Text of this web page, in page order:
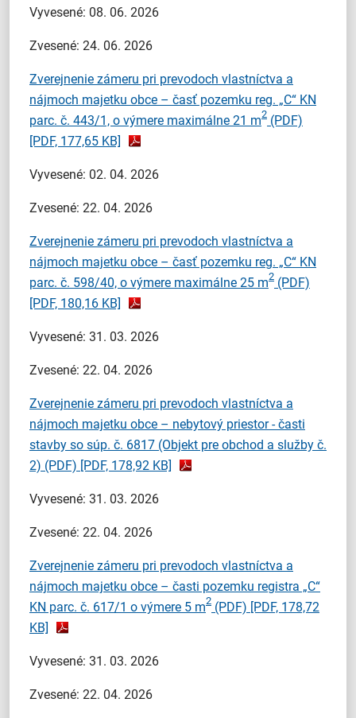
Vyvesené: 08. 06. 2026
Zvesené: 24. 06. 2026
Zverejnenie zámeru pri prevodoch vlastníctva a
nájmoch majetku obce – časť pozemku reg. „C“ KN
parc. č. 443/1, o výmere maximálne 21 m2 (PDF)
[PDF, 177,65 KB]
Vyvesené: 02. 04. 2026
Zvesené: 22. 04. 2026
Zverejnenie zámeru pri prevodoch vlastníctva a
nájmoch majetku obce – časť pozemku reg. „C“ KN
parc. č. 598/40, o výmere maximálne 25 m2 (PDF)
[PDF, 180,16 KB]
Vyvesené: 31. 03. 2026
Zvesené: 22. 04. 2026
Zverejnenie zámeru pri prevodoch vlastníctva a
nájmoch majetku obce – nebytový priestor - časti
stavby so súp. č. 6817 (Objekt pre obchod a služby č.
2) (PDF) [PDF, 178,92 KB]
Vyvesené: 31. 03. 2026
Zvesené: 22. 04. 2026
Zverejnenie zámeru pri prevodoch vlastníctva a
nájmoch majetku obce – časti pozemku registra „C“
KN parc. č. 617/1 o výmere 5 m2 (PDF) [PDF, 178,72
KB]
Vyvesené: 31. 03. 2026
Zvesené: 22. 04. 2026